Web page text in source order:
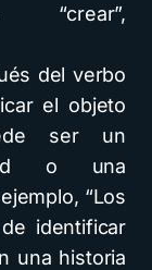
“crear”,
del verbo
el objeto
ser un
o una
“Los
identificar
una historia